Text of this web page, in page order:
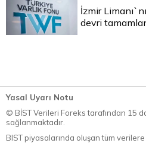
İzmir
devri
Yasal Uyarı Notu
© BİST Verileri Foreks tarafından 15
sağlanmaktadır.
BIST piyasalarında oluşan tüm